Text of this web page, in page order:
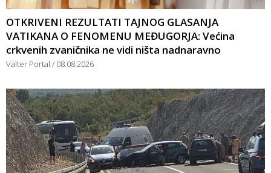
OTKRIVENI REZULTATI TAJNOG GLASANJA
VATIKANA O FENOMENU MEĐUGORJA: Većina
crkvenih zvaničnika ne vidi ništa nadnaravno
Valter Portal 08.08.2026